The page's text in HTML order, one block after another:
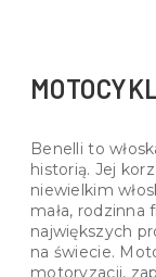
Benelli to
historią. Jej
niewielkim
mała, rodzinna
największych
na świecie.
motoryzacji,